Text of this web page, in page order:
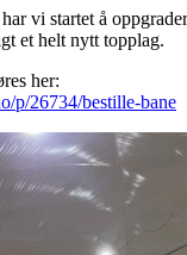
vi startet å
et helt nytt topplag.
her:
p/26734/bestille-bane